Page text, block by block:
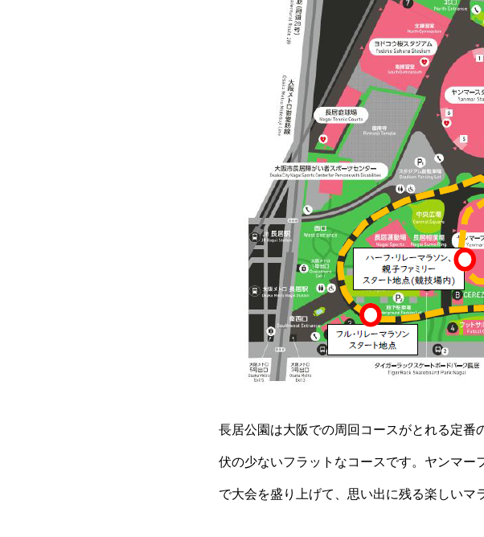
長居公園は大阪での周回コースがとれる定番
伏の少ないフラットなコースです。ヤンマー
で大会を盛り上げて、思い出に残る楽しいマ